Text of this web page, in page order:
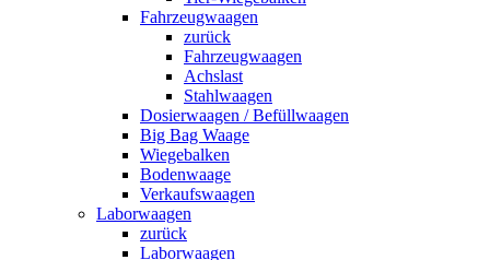
Fahrzeugwaagen
zurück
Fahrzeugwaagen
Achslast
Stahlwaagen
Dosierwaagen / Befüllwaagen
Big Bag Waage
Wiegebalken
Bodenwaage
Verkaufswaagen
Laborwaagen
zurück
Laborwaagen